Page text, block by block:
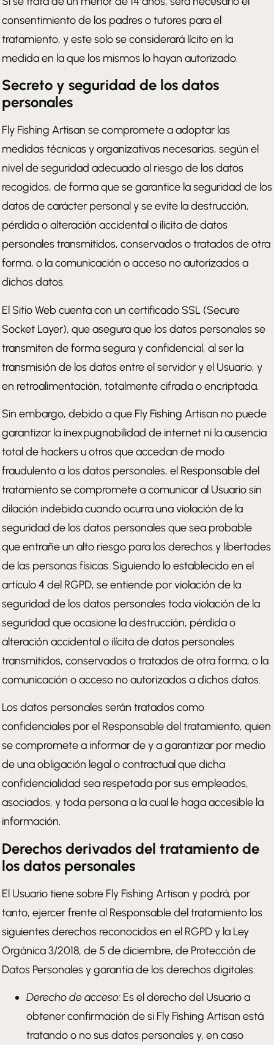
consentimiento de los padres o tutores para el
tratamiento, y este solo se considerará lícito en la
medida en la que los mismos lo hayan autorizado.
Secreto y seguridad de los datos
personales
Fly Fishing Artisan se compromete a adoptar las
medidas técnicas y organizativas necesarias, según el
nivel de seguridad adecuado al riesgo de los datos
recogidos, de forma que se garantice la seguridad de los
datos de carácter personal y se evite la destrucción,
pérdida o alteración accidental o ilícita de datos
personales transmitidos, conservados o tratados de otra
forma, o la comunicación o acceso no autorizados a
dichos datos.
El Sitio Web cuenta con un certificado SSL (Secure
Socket Layer), que asegura que los datos personales se
transmiten de forma segura y confidencial, al ser la
transmisión de los datos entre el servidor y el Usuario, y
en retroalimentación, totalmente cifrada o encriptada.
Sin embargo, debido a que Fly Fishing Artisan no puede
garantizar la inexpugnabilidad de internet ni la ausencia
total de hackers u otros que accedan de modo
fraudulento a los datos personales, el Responsable del
tratamiento se compromete a comunicar al Usuario sin
dilación indebida cuando ocurra una violación de la
seguridad de los datos personales que sea probable
que entrañe un alto riesgo para los derechos y libertades
de las personas físicas. Siguiendo lo establecido en el
artículo 4 del RGPD, se entiende por violación de la
seguridad de los datos personales toda violación de la
seguridad que ocasione la destrucción, pérdida o
alteración accidental o ilícita de datos personales
transmitidos, conservados o tratados de otra forma, o la
comunicación o acceso no autorizados a dichos datos.
Los datos personales serán tratados como
confidenciales por el Responsable del tratamiento, quien
se compromete a informar de y a garantizar por medio
de una obligación legal o contractual que dicha
confidencialidad sea respetada por sus empleados,
asociados, y toda persona a la cual le haga accesible la
información.
Derechos derivados del tratamiento de
los datos personales
El Usuario tiene sobre Fly Fishing Artisan y podrá, por
tanto, ejercer frente al Responsable del tratamiento los
siguientes derechos reconocidos en el RGPD y la Ley
Orgánica 3/2018, de 5 de diciembre, de Protección de
Datos Personales y garantía de los derechos digitales:
Derecho de acceso: Es el derecho del Usuario a
obtener confirmación de si Fly Fishing Artisan está
tratando o no sus datos personales y, en caso